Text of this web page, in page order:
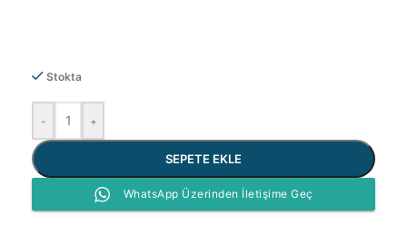
Stokta
- +
SEPETE EKLE
WhatsApp Üzerinden İletişime Geç